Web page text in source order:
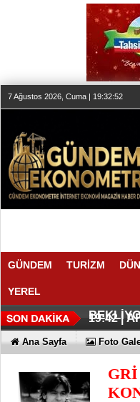
7 Ağustos 2026, Cuma | 19:32:52
GÜNDEM TURİZM
YEREL
20:00 |
19:58 |
19:42 |
19:38 |
19:36 |
19:30 |
19:27 |
07:09 |
Ana Sayfa Foto